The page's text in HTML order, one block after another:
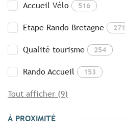
Accueil Vélo 516
Etape Rando Bretagne 271
Qualité tourisme 254
Rando Accueil 153
Tout afficher (9)
À PROXIMITÉ